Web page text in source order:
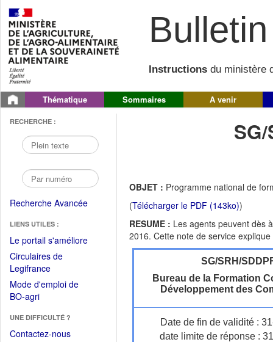
Instructions du ministère
Thématique Sommaires A venir
RECHERCHE :
Recherche Avancée
LIENS UTILES :
Le portail s'améliore(Fichier
Circulaires de
Legifrance(Ouvrir
dans
une
fenêtre)
Mode d'emploi de
BO-agri(Ouvrir
une
nouvelle
UNE DIFFICULTÉ ?
Contactez-nous
OBJET : Programme national de
(Télécharger le PDF (143ko))
RESUME : Les agents peuvent dès
2016. Cette note de service
SG/SRH/
Bureau de la Formation
Développement des
Date de fin de validité :
date limite de réponse :